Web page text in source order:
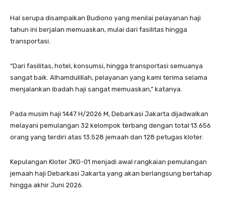
Hal serupa disampaikan Budiono yang menilai pelayanan haji
tahun ini berjalan memuaskan, mulai dari fasilitas hingga
transportasi.
“Dari fasilitas, hotel, konsumsi, hingga transportasi semuanya
sangat baik. Alhamdulillah, pelayanan yang kami terima selama
menjalankan ibadah haji sangat memuaskan,” katanya.
Pada musim haji 1447 H/2026 M, Debarkasi Jakarta dijadwalkan
melayani pemulangan 32 kelompok terbang dengan total 13.656
orang yang terdiri atas 13.528 jemaah dan 128 petugas kloter.
Kepulangan Kloter JKG-01 menjadi awal rangkaian pemulangan
jemaah haji Debarkasi Jakarta yang akan berlangsung bertahap
hingga akhir Juni 2026.